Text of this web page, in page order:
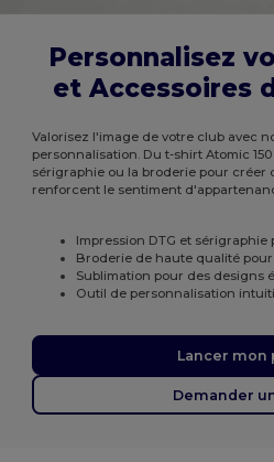
Personnalisez
et Accessoires
Valorisez l'image de votre club avec
personnalisation. Du t-shirt Atomic
sérigraphie ou la broderie pour créer
renforcent le sentiment
Impression DTG et sérigraphie
Broderie de haute qualité
Sublimation pour des designs
Outil de personnalisation
Lancer mon
Demander